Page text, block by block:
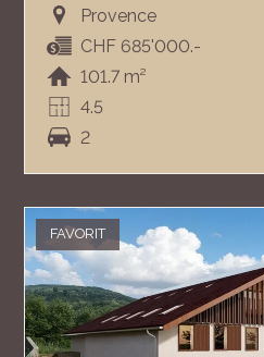
Provence
CHF 685'000.-
101.7 m²
4.5
2
FAVORIT